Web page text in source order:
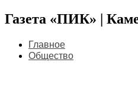
Газета «ПИК» |
Главное
Общество